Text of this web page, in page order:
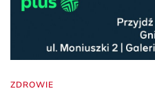
ZDROWIE